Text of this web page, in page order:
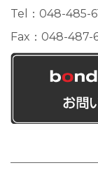
Tel：048-485-
Fax：048-487-